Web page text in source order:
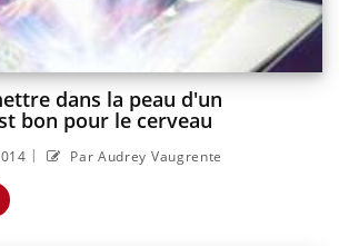
dans la peau d'un
bon pour le cerveau
| Par Audrey Vaugrente